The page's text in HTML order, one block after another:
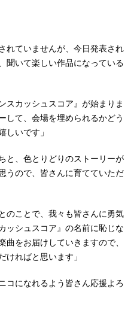
れていませんが、今日発表され
聞いて楽しい作品になっている
スカッシュスコア』が始まりま
して、会場を埋められるかどう
しいです」
と、色とりどりのストーリーが
うので、皆さんに育てていただ
のことで、我々も皆さんに勇気
ッシュスコア』の名前に恥じな
曲をお届けしていきますので、
ければと思います」
コになれるよう皆さん応援よろ